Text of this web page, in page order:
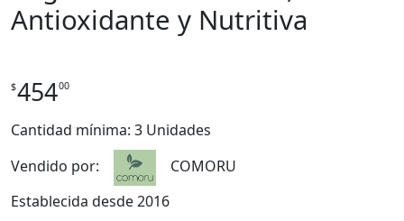
Antioxidante y Nutritiva
$45400
Cantidad mínima: 3 Unidades
Vendido por:
COMORU
Establecida desde 2016